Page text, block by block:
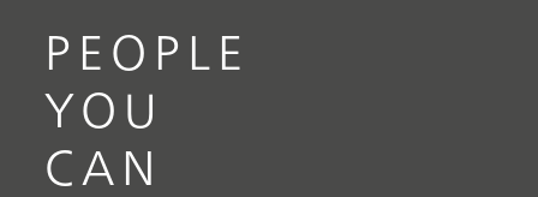
PEOPLE
YOU
CAN